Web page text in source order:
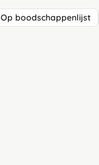
Op boodschappenlijst